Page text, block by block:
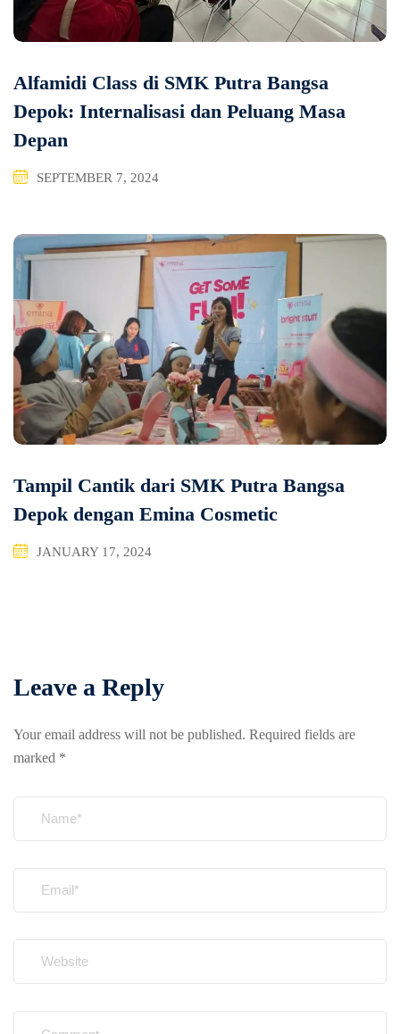
Alfamidi Class di SMK Putra Bangsa
Depok: Internalisasi dan Peluang Masa
Depan
SEPTEMBER 7, 2024
Tampil Cantik dari SMK Putra Bangsa
Depok dengan Emina Cosmetic
JANUARY 17, 2024
Leave a Reply
Your email address will not be published. Required fields are
marked *